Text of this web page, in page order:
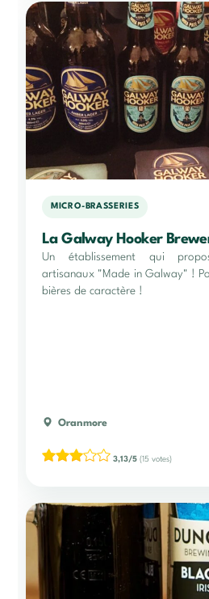
MICRO-BRASSERIES
La Galway Hooker
Un établissement qui
artisanaux "Made in Galway" !
bières de caractère !
Oranmore
3,13/5 (15 votes)